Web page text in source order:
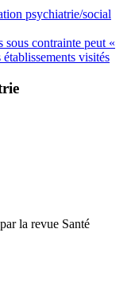
psychiatrie/social
contrainte peut «
visités
la revue Santé